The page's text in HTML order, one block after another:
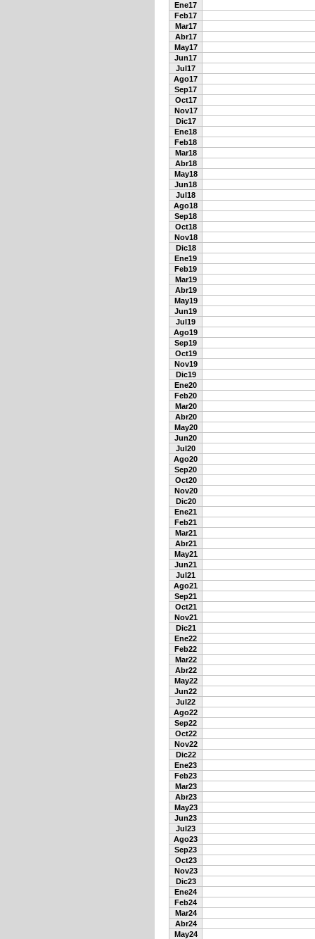
Ene17
Feb17
Mar17
Abr17
May17
Jun17
Jul17
Ago17
Sep17
Oct17
Nov17
Dic17
Ene18
Feb18
Mar18
Abr18
May18
Jun18
Jul18
Ago18
Sep18
Oct18
Nov18
Dic18
Ene19
Feb19
Mar19
Abr19
May19
Jun19
Jul19
Ago19
Sep19
Oct19
Nov19
Dic19
Ene20
Feb20
Mar20
Abr20
May20
Jun20
Jul20
Ago20
Sep20
Oct20
Nov20
Dic20
Ene21
Feb21
Mar21
Abr21
May21
Jun21
Jul21
Ago21
Sep21
Oct21
Nov21
Dic21
Ene22
Feb22
Mar22
Abr22
May22
Jun22
Jul22
Ago22
Sep22
Oct22
Nov22
Dic22
Ene23
Feb23
Mar23
Abr23
May23
Jun23
Jul23
Ago23
Sep23
Oct23
Nov23
Dic23
Ene24
Feb24
Mar24
Abr24
May24